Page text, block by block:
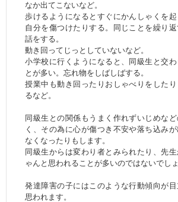
なか出てこないなど。
歩けるようになるとすぐにかんしゃくを
自分を傷つけたりする。同じことを繰り
話をする。
動き回ってじっとしていないなど。
小学校に行くようになると、同級生と交
とが多い。忘れ物をしばしばする。
授業中も動き回ったりおしゃべりをした
るなど。
同級生との関係もうまく作れずいじめな
く、その為に心が傷つき不安や落ち込み
なくなったりもします。
同級生からは変わり者とみられたり、先
ゃんと思われることが多いのではないでしょ
発達障害の子にはこのような行動傾向が
思われます。